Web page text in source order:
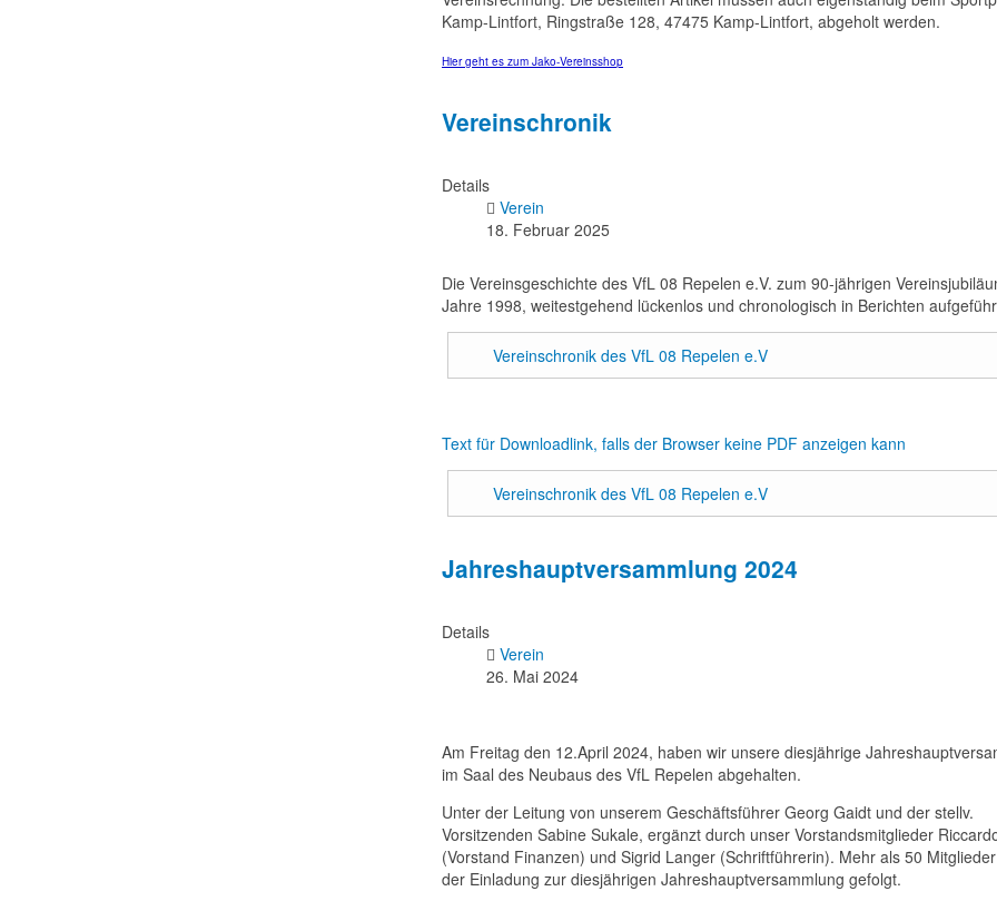
Kamp-Lintfort, Ringstraße 128, 47475 Kamp-Lintfort, abgeholt werden.
Hier geht es zum Jako-Vereinsshop
Vereinschronik
Details
Verein
18. Februar 2025
Die Vereinsgeschichte des VfL 08 Repelen e.V. zum 90-jährigen
Jahre 1998, weitestgehend lückenlos und chronologisch in Berichten
Vereinschronik des VfL 08 Repelen e.V
Text für Downloadlink, falls der Browser keine PDF anzeigen kann
Vereinschronik des VfL 08 Repelen e.V
Jahreshauptversammlung 2024
Details
Verein
26. Mai 2024
Am Freitag den 12.April 2024, haben wir unsere diesjährige
im Saal des Neubaus des VfL Repelen abgehalten.
Unter der Leitung von unserem Geschäftsführer Georg Gaidt und der stellv.
Vorsitzenden Sabine Sukale, ergänzt durch unser Vorstandsmitglieder
(Vorstand Finanzen) und Sigrid Langer (Schriftführerin). Mehr als 50
der Einladung zur diesjährigen Jahreshauptversammlung gefolgt.